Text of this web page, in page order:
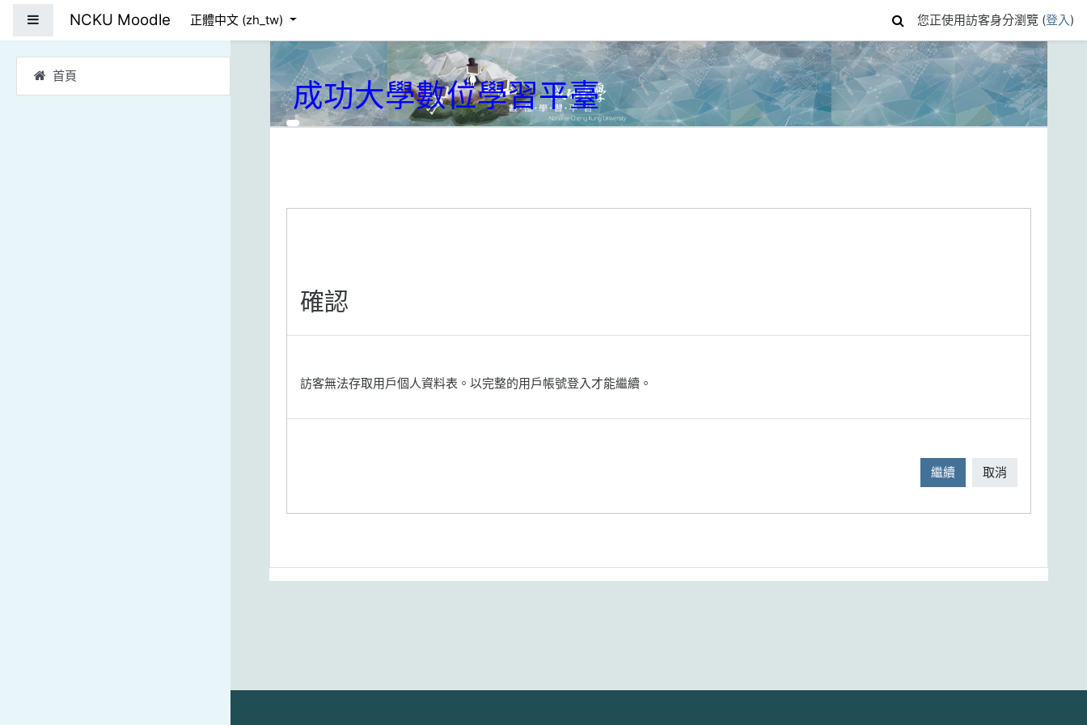
首頁
NCKU Moodle 正體中文 ‎(zh_tw)‎ 您正使用訪客身分瀏覽 (登入)
成功大學數位學習平臺
確認
訪客無法存取用戶個人資料表。以完整的用戶帳號登入才能繼續。
繼續 取消